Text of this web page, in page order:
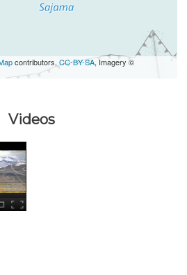
contributors,CC-BY-SA, Imagery ©
Videos